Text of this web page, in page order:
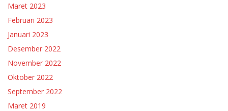
Maret 2023
Februari 2023
Januari 2023
Desember 2022
November 2022
Oktober 2022
September 2022
Maret 2019